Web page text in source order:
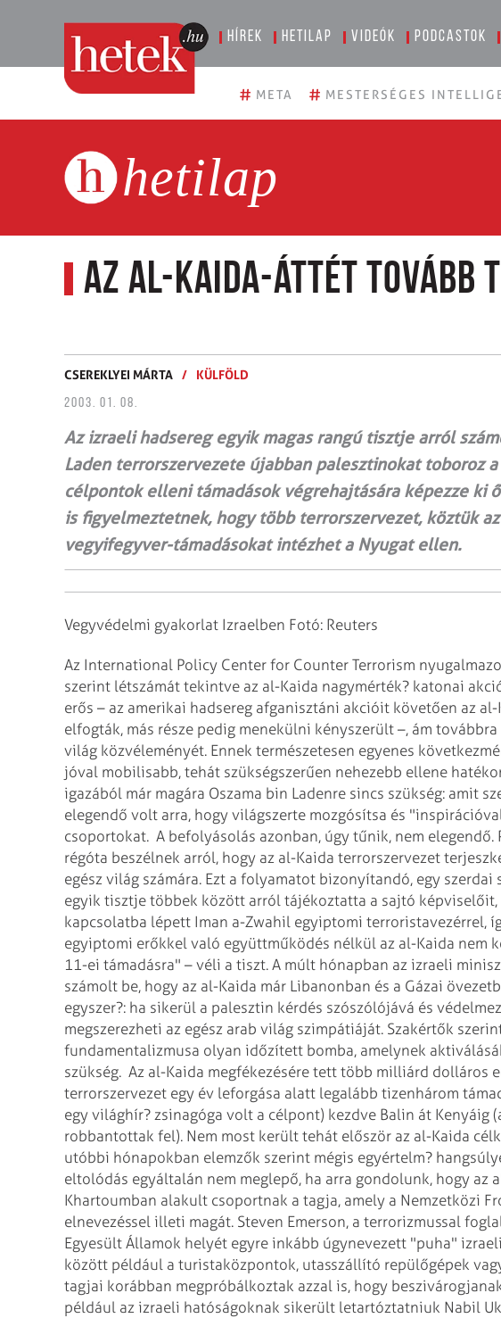
Hírek Hetilap Videók Podcastok
# META # MESTERSÉGES
hetilap
Az al-Kaida-áttét tovább
CSEREKLYEI MÁRTA / KÜLFÖLD
2003. 01. 08.
Az izraeli hadsereg egyik magas rangú tisztje arról
Laden terrorszervezete újabban palesztinokat toboroz
célpontok elleni támadások végrehajtására képezze ki
is figyelmeztetnek, hogy több terrorszervezet, köztük
vegyifegyver-támadásokat intézhet a Nyugat ellen.
Vegyvédelmi gyakorlat Izraelben Fotó: Reuters
Az International Policy Center for Counter Terrorism
szerint létszámát tekintve az al-Kaida nagymérték? katonai
erős – az amerikai hadsereg afganisztáni akcióit követően az
elfogták, más része pedig menekülni kényszerült –, ám
világ közvéleményét. Ennek természetesen egyenes
jóval mobilisabb, tehát szükségszerűen nehezebb ellene
igazából már magára Oszama bin Ladenre sincs szükség: amit
elegendő volt arra, hogy világszerte mozgósítsa és
csoportokat. A befolyásolás azonban, úgy tűnik, nem
régóta beszélnek arról, hogy az al-Kaida terrorszervezet
egész világ számára. Ezt a folyamatot bizonyítandó, egy
egyik tisztje többek között arról tájékoztatta a sajtó képviselőit,
kapcsolatba lépett Iman a-Zwahil egyiptomi terroristavezérrel,
egyiptomi erőkkel való együttműködés nélkül az al-Kaida nem
11-ei támadásra" – véli a tiszt. A múlt hónapban az izraeli
számolt be, hogy az al-Kaida már Libanonban és a Gázai
egyszer?: ha sikerül a palesztin kérdés szószólójává és
megszerezheti az egész arab világ szimpátiáját. Szakértők
fundamentalizmusa olyan időzített bomba, amelynek
szükség. Az al-Kaida megfékezésére tett több milliárd dolláros
terrorszervezet egy év leforgása alatt legalább tizenhárom
egy világhír? zsinagóga volt a célpont) kezdve Balin át
robbantottak fel). Nem most került tehát először az al-Kaida
utóbbi hónapokban elemzők szerint mégis egyértelm?
eltolódás egyáltalán nem meglepő, ha arra gondolunk, hogy az
Khartoumban alakult csoportnak a tagja, amely a Nemzetközi
elnevezéssel illeti magát. Steven Emerson, a terrorizmussal
Egyesült Államok helyét egyre inkább úgynevezett "puha"
között például a turistaközpontok, utasszállító repülőgépek
tagjai korábban megpróbálkoztak azzal is, hogy
például az izraeli hatóságoknak sikerült letartóztatniuk Nabil